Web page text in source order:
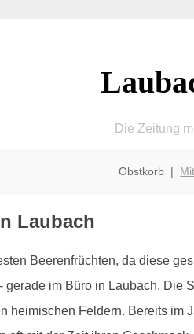
Die Zeitung
Obstkorb |
Laubach
Beerenfrüchten, da diese
gerade im Büro in Laubach.
heimischen Feldern. Bereits im